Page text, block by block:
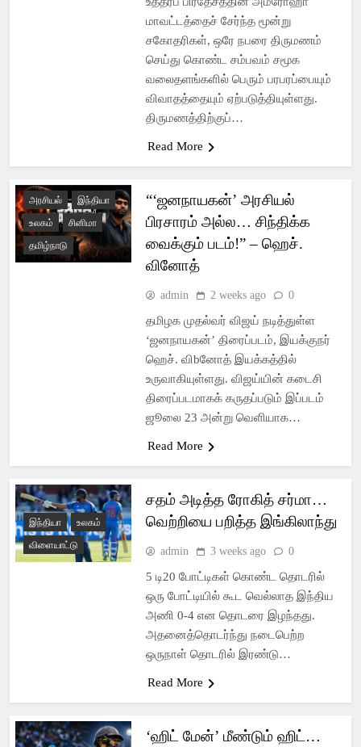
மாவட்டத்தைச் சேர்ந்த மூன்று
சகோதரிகள், ஒரே நபரை திருமணம்
செய்து கொண்ட சம்பவம் சமூக
வலைதளங்களில் பெரும் பரபரப்பையும்
விவாதத்தையும் ஏற்படுத்தியுள்ளது.
திருமணத்திற்குப்…
Read More
அரசியல்
இந்தியா
உலகம்
சினிமா
தமிழ்நாடு
“‘ஜனநாயகன்’ அரசியல்
பிரசாரம் அல்ல… சிந்திக்க
வைக்கும் படம்!” – ஹெச்.
வினோத்
admin 2 weeks ago 0
தமிழக முதல்வர் விஜய் நடித்துள்ள
‘ஜனநாயகன்’ திரைப்படம், இயக்குநர்
ஹெச். விbனோத் இயக்கத்தில்
உருவாகியுள்ளது. விஜய்யின் கடைசி
திரைப்படமாகக் கருதப்படும் இப்படம்
ஜூலை 23 அன்று வெளியாக…
Read More
இந்தியா
உலகம்
விளையாட்டு
சதம் அடித்த ரோகித் சர்மா…
வெற்றியை பறித்த இங்கிலாந்து
admin 3 weeks ago 0
5 டி20 போட்டிகள் கொண்ட தொடரில்
ஒரு போட்டியில் கூட வெல்லாத இந்திய
அணி 0-4 என தொடரை இழந்தது.
அதனைத்தொடர்ந்து நடைபெற்ற
ஒருநாள் தொடரில் இரண்டு…
Read More
‘ஹிட் மேன்’ மீண்டும் ஹிட்…